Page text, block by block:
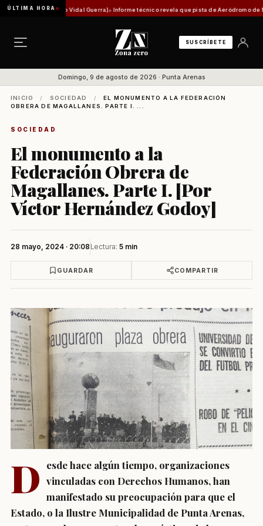
ÚLTIMA HORA
Vidal Guerra] Informe técnico revela que pista de Aeródromo de Natales está
SUSCRÍBETE
Domingo, 9 de agosto de 2026 · Punta Arenas
INICIO / SOCIEDAD /
EL MONUMENTO A LA FEDERACIÓN
OBRERA DE MAGALLANES. PARTE I. ...
SOCIEDAD
El monumento a la
Federación Obrera de
Magallanes. Parte I. [Por
Víctor Hernández Godoy]
28 mayo, 2024 · 20:08 Lectura: 5 min
GUARDAR COMPARTIR
D esde hace algún tiempo, organizaciones
vinculadas con Derechos Humanos, han
manifestado su preocupación para que el
Estado, o la Ilustre Municipalidad de Punta Arenas,